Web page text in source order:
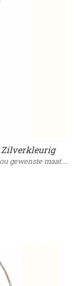
Zilverkleurig
gewenste maat.…